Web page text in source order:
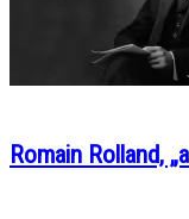
Romain Rolland,